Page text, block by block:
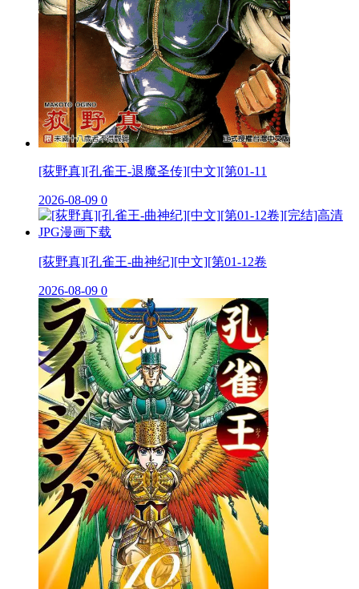
[荻野真][孔雀王-退魔圣传][中文][第01-11
2026-08-09 0
[荻野真][孔雀王-曲神纪][中文][第01-12卷
2026-08-09 0